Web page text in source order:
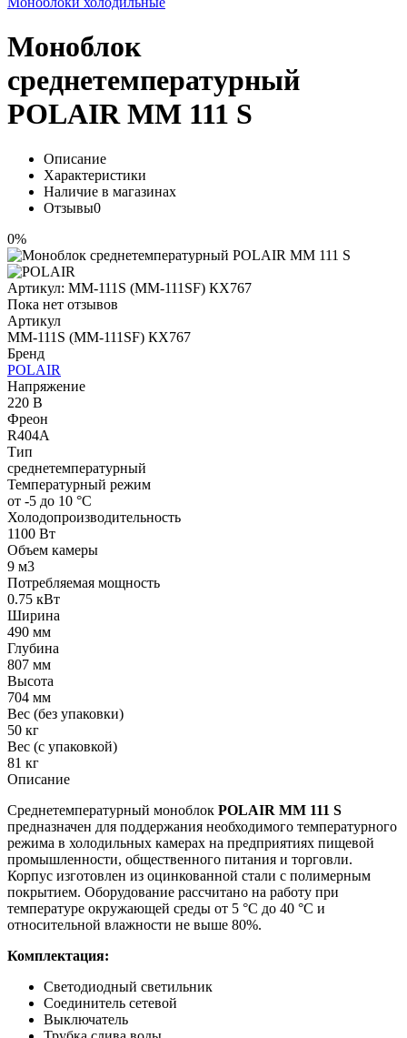
Моноблок
среднетемпературный
POLAIR MM 111 S
Описание
Характеристики
Наличие в магазинах
Отзывы0
0%
Артикул: MM-111S (MM-111SF) КХ767
Пока нет отзывов
Артикул
MM-111S (MM-111SF) КХ767
Бренд
POLAIR
Напряжение
220 В
Фреон
R404A
Тип
среднетемпературный
Температурный режим
от -5 до 10 °C
Холодопроизводительность
1100 Вт
Объем камеры
9 м​3
Потребляемая мощность
0.75 кВт
Ширина
490 мм
Глубина
807 мм
Высота
704 мм
Вес (без упаковки)
50 кг
Вес (с упаковкой)
81 кг
Описание
Среднетемпературный моноблок POLAIR MM 111 S
предназначен для поддержания необходимого температурного
режима в холодильных камерах на предприятиях пищевой
промышленности, общественного питания и торговли.
Корпус изготовлен из оцинкованной стали с полимерным
покрытием. Оборудование рассчитано на работу при
температуре окружающей среды от 5 °С до 40 °С и
относительной влажности не выше 80%.
Комплектация:
Светодиодный светильник
Соединитель сетевой
Выключатель